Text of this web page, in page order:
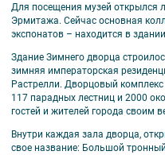
Для посещения музей открылся
Эрмитажа. Сейчас основная
экспонатов – находится в
Здание Зимнего дворца
зимняя императорская
Растрелли. Дворцовый
117 парадных лестниц и 2000
гостей и жителей города своим
Внутри каждая зала дворца,
свое название: Большой